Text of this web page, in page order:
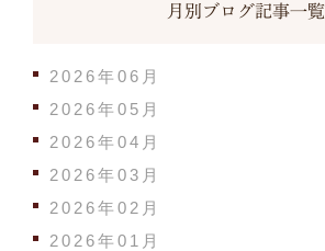
月別ブログ記事一覧
2026年06月
2026年05月
2026年04月
2026年03月
2026年02月
2026年01月